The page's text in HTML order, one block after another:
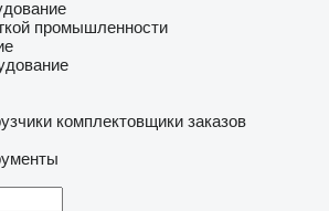
промышленности
комплектовщики заказов